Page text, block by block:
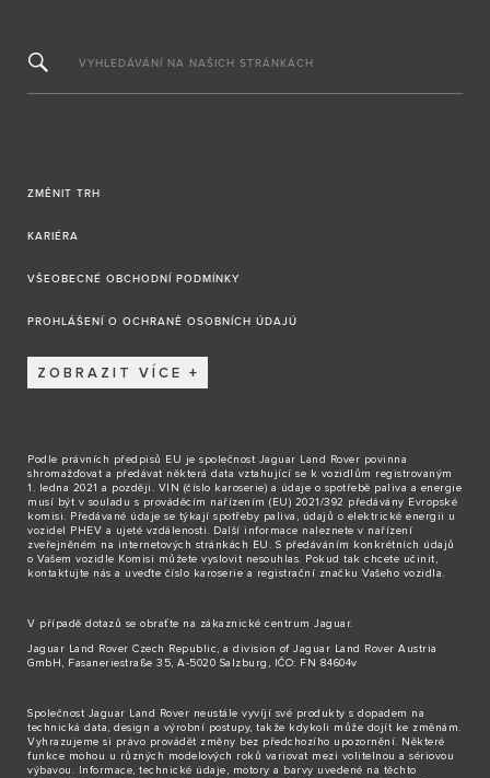
VYHLEDÁVÁNÍ NA NAŠICH STRÁNKÁCH
ZMĚNIT TRH
KARIÉRA
VŠEOBECNÉ OBCHODNÍ PODMÍNKY
PROHLÁŠENÍ O OCHRANĚ OSOBNÍCH ÚDAJÚ
ZOBRAZIT VÍCE
Podle právních předpisů EU je společnost Jaguar Land Rover povinna
shromažďovat a předávat některá data vztahující se k vozidlům registrovaným
1. ledna 2021 a později. VIN (číslo karoserie) a údaje o spotřebě paliva a energie
musí být v souladu s prováděcím nařízením (EU) 2021/392 předávány Evropské
komisi. Předávané údaje se týkají spotřeby paliva, údajů o elektrické energii u
vozidel PHEV a ujeté vzdálenosti. Další informace naleznete v nařízení
zveřejněném na internetových stránkách EU. S předáváním konkrétních údajů
o Vašem vozidle Komisi můžete vyslovit nesouhlas. Pokud tak chcete učinit,
kontaktujte nás a uveďte číslo karoserie a registrační značku Vašeho vozidla.
V případě dotazů se obraťte na zákaznické centrum Jaguar.
Jaguar Land Rover Czech Republic, a division of Jaguar Land Rover Austria
GmbH, Fasaneriestraße 35, A-5020 Salzburg, IČO: FN 84604v
Společnost Jaguar Land Rover neustále vyvíjí své produkty s dopadem na
technická data, design a výrobní postupy, takže kdykoli může dojít ke změnám.
Vyhrazujeme si právo provádět změny bez předchozího upozornění. Některé
funkce mohou u různých modelových roků variovat mezi volitelnou a sériovou
výbavou. Informace, technické údaje, motory a barvy uvedené na těchto